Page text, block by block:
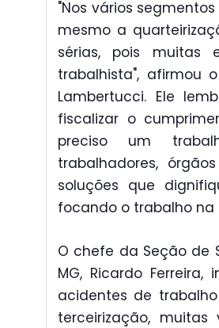
"Nos vários
mesmo a
sérias, pois muitas
trabalhista", afirmou
Lambertucci. Ele
fiscalizar o
preciso um
trabalhadores,
soluções que
focando o trabalho na
O chefe da Seção de
MG, Ricardo
acidentes de
terceirização,